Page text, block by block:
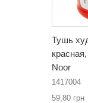
Тушь
Noor
1417004
59,80 грн